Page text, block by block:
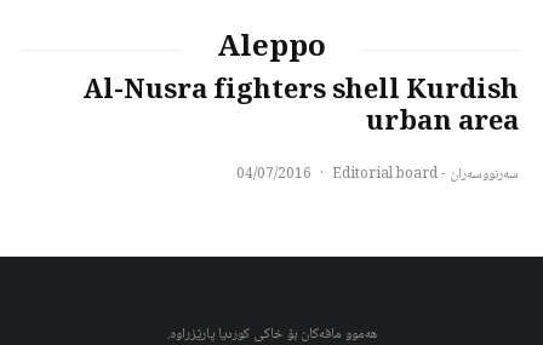
Aleppo
Al-Nusra fighters shell Kurdish
urban area
سەرنووسەران - Editorial board ·
04/07/2016
هەموو مافەکان بۆ خاکی کوردیا پارێزراوە.